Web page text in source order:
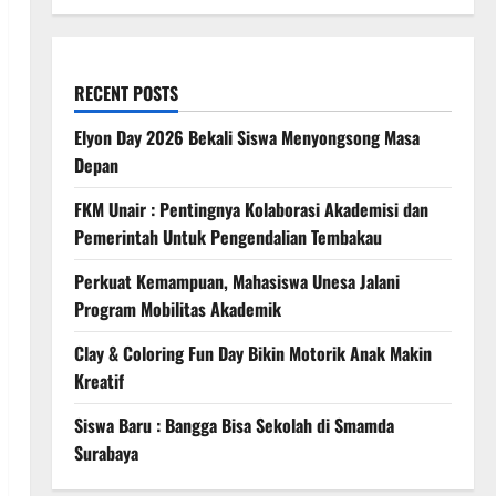
RECENT POSTS
Elyon Day 2026 Bekali Siswa Menyongsong Masa
Depan
FKM Unair : Pentingnya Kolaborasi Akademisi dan
Pemerintah Untuk Pengendalian Tembakau
Perkuat Kemampuan, Mahasiswa Unesa Jalani
Program Mobilitas Akademik
Clay & Coloring Fun Day Bikin Motorik Anak Makin
Kreatif
Siswa Baru : Bangga Bisa Sekolah di Smamda
Surabaya